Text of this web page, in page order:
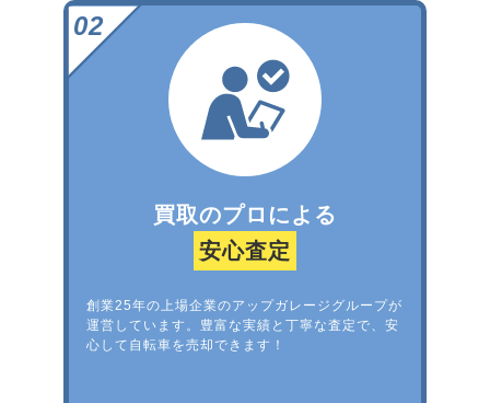
買取のプロによる
安心査定
創業25年の上場企業のアップガレージグループが
運営しています。豊富な実績と丁寧な査定で、安
心して自転車を売却できます！